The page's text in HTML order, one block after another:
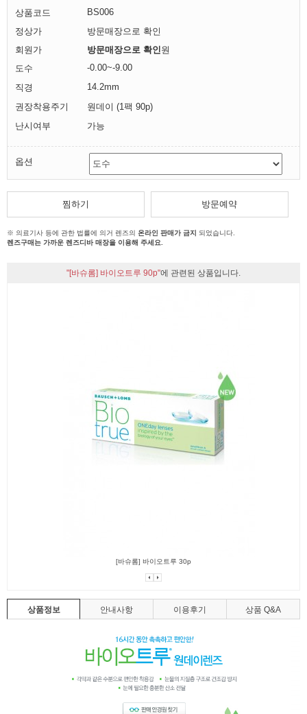
상품코드
BS006
정상가
방문매장으로 확인
회원가
방문매장으로 확인원
도수
-0.00~-9.00
직경
14.2mm
권장착용주기
원데이 (1팩 90p)
난시여부
가능
옵션
찜하기 방문예약
※ 의료기사 등에 관한 법률에 의거 렌즈의 온라인 판매가 금지
되었습니다.
렌즈구매는 가까운 렌즈디바 매장을 이용해 주세요.
"[바슈롬] 바이오트루 90p"에 관련된 상품입니다.
[바슈롬] 바이오트루 30p
상품정보 안내사항 이용후기 상품 Q&A